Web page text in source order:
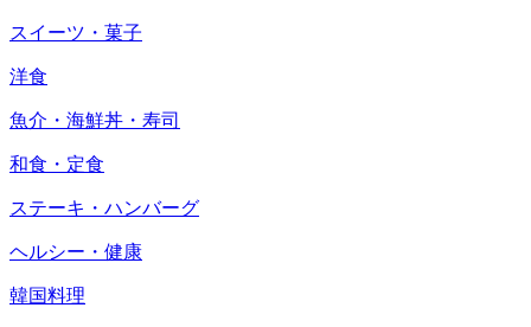
スイーツ・菓子
洋食
魚介・海鮮丼・寿司
和食・定食
ステーキ・ハンバーグ
ヘルシー・健康
韓国料理